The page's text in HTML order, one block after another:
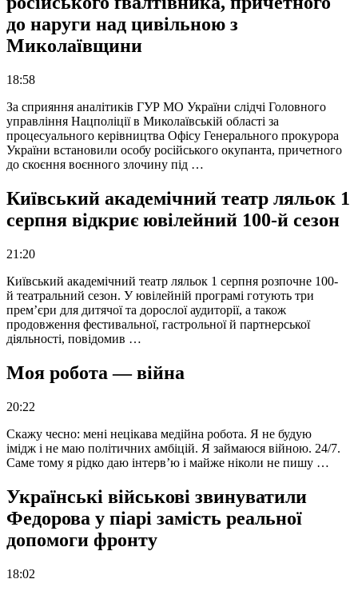
до наруги над цивільною з
Миколаївщини
18:58
За сприяння аналітиків ГУР МО України слідчі Головного
управління Нацполіції в Миколаївській області за
процесуального керівництва Офісу Генерального прокурора
України встановили особу російського окупанта, причетного
до скоєння воєнного злочину під …
Київський академічний театр ляльок 1
серпня відкриє ювілейний 100-й сезон
21:20
Київський академічний театр ляльок 1 серпня розпочне 100-
й театральний сезон. У ювілейній програмі готують три
прем’єри для дитячої та дорослої аудиторії, а також
продовження фестивальної, гастрольної й партнерської
діяльності, повідомив …
Моя робота — війна
20:22
Скажу чесно: мені нецікава медійна робота. Я не будую
імідж і не маю політичних амбіцій. Я займаюся війною. 24/7.
Саме тому я рідко даю інтерв’ю і майже ніколи не пишу …
Українські військові звинуватили
Федорова у піарі замість реальної
допомоги фронту
18:02